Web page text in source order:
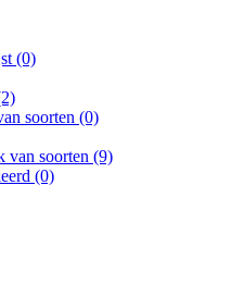
(0)
soorten (0)
van soorten (9)
(0)